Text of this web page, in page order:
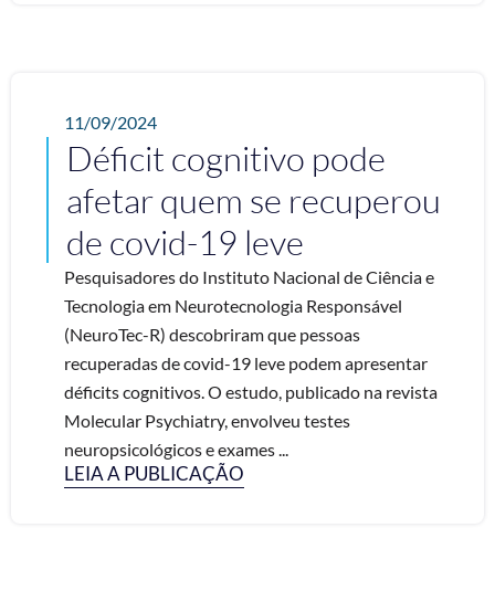
11/09/2024
Déficit cognitivo pode
afetar quem se recuperou
de covid-19 leve
Pesquisadores do Instituto Nacional de Ciência e
Tecnologia em Neurotecnologia Responsável
(NeuroTec-R) descobriram que pessoas
recuperadas de covid-19 leve podem apresentar
déficits cognitivos. O estudo, publicado na revista
Molecular Psychiatry, envolveu testes
neuropsicológicos e exames ...
LEIA A PUBLICAÇÃO